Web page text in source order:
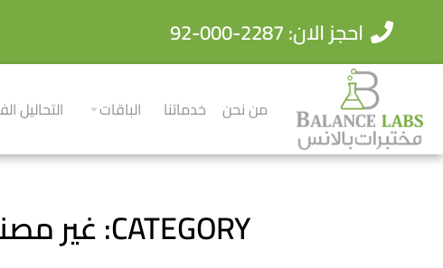
احجز الان: 2287-000-92
من نحن خدماتنا الباقات التحاليل
CATEGORY: غير مصنف